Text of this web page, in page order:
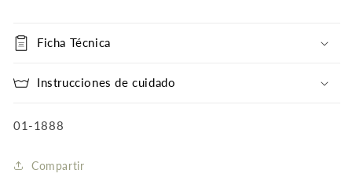
Ficha Técnica
Instrucciones de cuidado
SKU:
01-1888
Compartir